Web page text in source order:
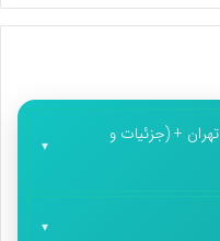
بهترین کلینیک های زیبایی در منطقه 1 تهران + (جزئیات و